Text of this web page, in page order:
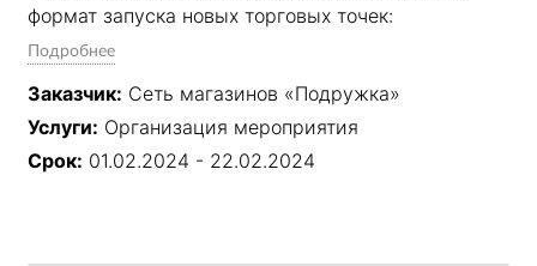
формат запуска новых торговых точек:
разрабатывали сценарии, интерактивы и
розыгрыши, обеспечивали работу
промоперсонала, ведущих и аниматоров,
изготавливали полиграфию и подарки. Яркие
открытия привлекали посетителей, поддерживали
Подробнее
Заказчик: Сеть магазинов «Подружка»
Услуги: Организация мероприятия
Срок: 01.02.2024 - 22.02.2024